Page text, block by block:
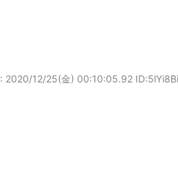
: 2020/12/25(金) 00:10:05.92